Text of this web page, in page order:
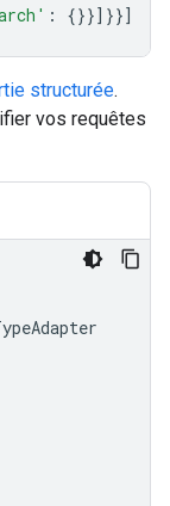
: {}}]}}]
structurée.
vos requêtes